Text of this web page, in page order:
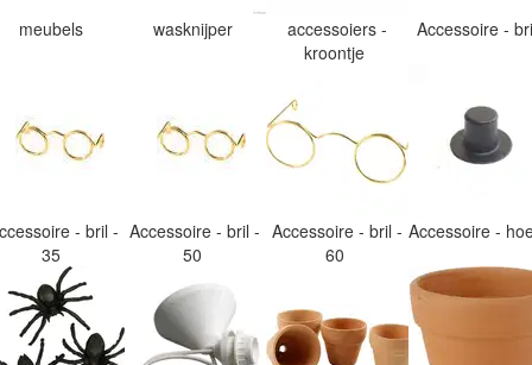
meubels wasknijper
accessoiers -
kroontje
Accessoire -
- bril -
35
Accessoire - bril -
50
Accessoire - bril -
60
Accessoire -